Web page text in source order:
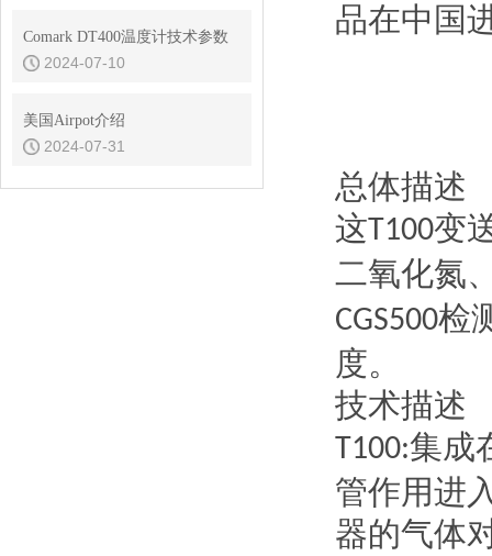
Comark DT400温度计技术参数
2024-07-10
美国Airpot介绍
2024-07-31
品在中国
总体描述
这T100变
二氧化氮
CGS500检
度。
技术描述
T100:集成
管作用进
器的气体